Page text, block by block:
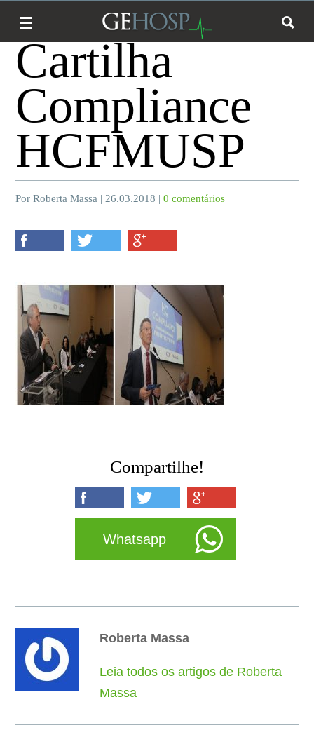
Cartilha
Compliance
HCFMUSP
Por Roberta Massa | 26.03.2018 |0 comentários
Compartilhe!
Whatsapp
Roberta Massa
Leia todos os artigos de Roberta
Massa